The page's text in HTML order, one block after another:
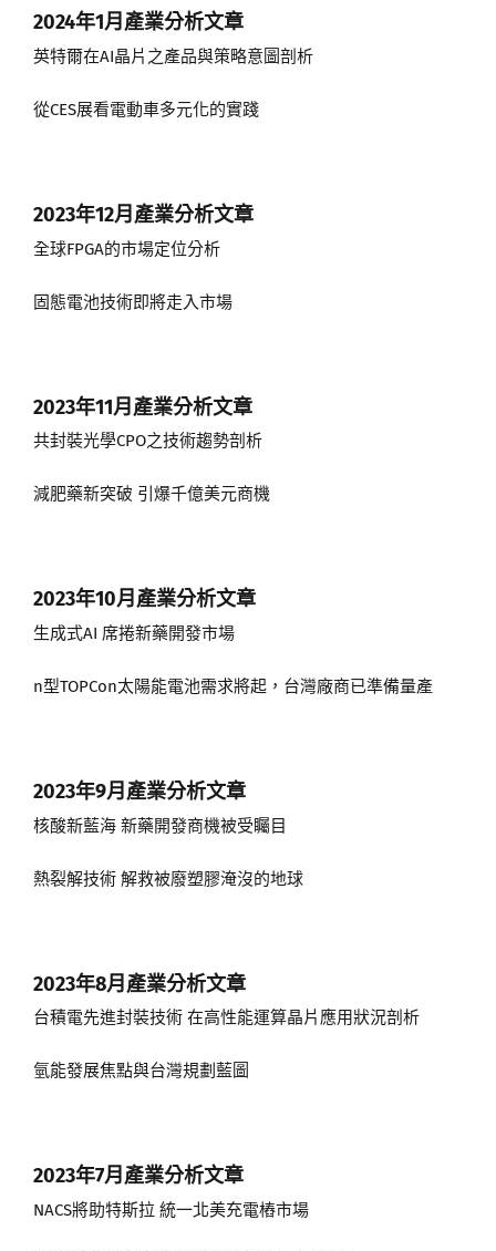
2024年1月 產業分析文章
英特爾在AI晶片之產品與策略意圖剖析
從CES展看電動車多元化的實踐
2023年12月 產業分析文章
全球FPGA的市場定位分析
固態電池技術即將走入市場
2023年11月 產業分析文章
共封裝光學CPO之技術趨勢剖析
減肥藥新突破 引爆千億美元商機
2023年10月 產業分析文章
生成式AI 席捲新藥開發市場
n型TOPCon太陽能電池需求將起，台灣廠商已準備量產
2023年9月 產業分析文章
核酸新藍海 新藥開發商機被受矚目
熱裂解技術 解救被廢塑膠淹沒的地球
2023年8月 產業分析文章
台積電先進封裝技術 在高性能運算晶片應用狀況剖析
氫能發展焦點與台灣規劃藍圖
2023年7月 產業分析文章
NACS將助特斯拉 統一北美充電樁市場